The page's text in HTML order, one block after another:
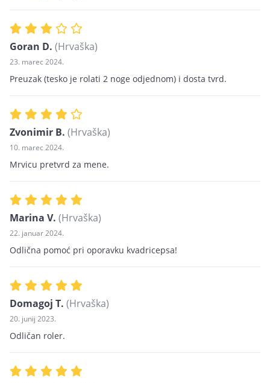
Goran D. (Hrvaška)
23. marec 2024.
Preuzak (tesko je rolati 2 noge odjednom) i dosta tvrd.
Zvonimir B. (Hrvaška)
10. marec 2024.
Mrvicu pretvrd za mene.
Marina V. (Hrvaška)
22. januar 2024.
Odlična pomoć pri oporavku kvadricepsa!
Domagoj T. (Hrvaška)
20. junij 2023.
Odličan roler.